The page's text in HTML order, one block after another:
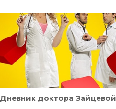
Дневник доктора Зайцевой